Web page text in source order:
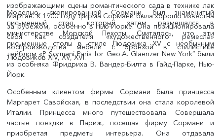
изображающими сцены романтического сада в технике лак
Мартан. К 1900 году фирма Сормани была хорошо известна
за рубежом, особенно в Нью-Йорке. Она позиционировала
себя как создателя «художественного ремесла»
воспроизводства мебели с бронзой в стилистике
Людовиков XIV, XV, XVI.
Моделью, скопированной Сормани, был знаменитый
письменный стол, который затем размещался в
министерстве Морской Пехоты. Считалось, что эти
письменные столы в стиле Людовика XV с необычным
лейблом «P Sormani Paris for Geo.A. Glaenzer New York” были
из особняка Фридриха В. Вандер-Билта в Гайд-Парке, Нью-
Йорк.
Особенным клиентом фирмы Сормани была принцесса
Маргарет Савойская, в последствии она стала королевой
Италии. Принцесса много путешествовала. Совершала
частые поездки в Париж, посещая фирму Сормани и
приобретая предметы интерьера. Она отдавала